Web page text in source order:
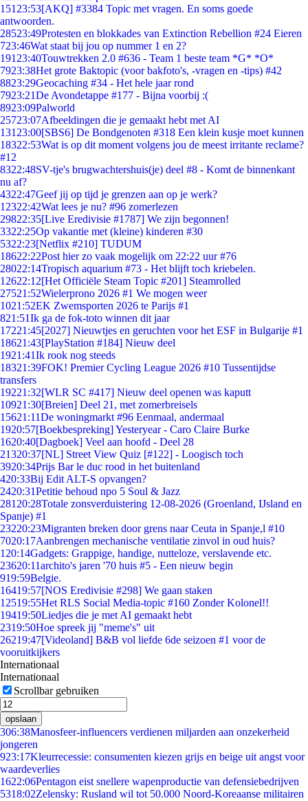
151 23:53[AKQ] #3384 Topic met vragen. En soms goede
antwoorden.
28523:49Protesten en blokkades van Extinction Rebellion #24 Eieren
723:46Wat staat bij jou op nummer 1 en 2?
191 23:40Touwtrekken 2.0 #636 - Team 1 beste team *G* *O*
7923:38Het grote Baktopic (voor bakfoto's, -vragen en -tips) #42
8823:29Geocaching #34 - Het hele jaar rond
7923:21De Avondetappe #177 - Bijna voorbij :(
8923:09Palworld
25723:07Afbeeldingen die je gemaakt hebt met AI
131 23:00[SBS6] De Bondgenoten #318 Een klein kusje moet kunnen
18322:53Wat is op dit moment volgens jou de meest irritante reclame?
#12
8322:48SV-tje's brugwachtershuis(je) deel #8 - Komt de binnenkant
nu af?
4322:47Geef jij op tijd je grenzen aan op je werk?
12322:42Wat lees je nu? #96 zomerlezen
29822:35[Live Eredivisie #1787] We zijn begonnen!
3322:25Op vakantie met (kleine) kinderen #30
5322:23[Netflix #210] TUDUM
18622:22Post hier zo vaak mogelijk om 22:22 uur #76
28022:14Tropisch aquarium #73 - Het blijft toch kriebelen.
12622:12[Het Officiële Steam Topic #201] Steamrolled
27521:52Wielerprono 2026 #1 We mogen weer
1021:52EK Zwemsporten 2026 te Parijs #1
821:51Ik ga de fok-toto winnen dit jaar
17221:45[2027] Nieuwtjes en geruchten voor het ESF in Bulgarije #1
18621:43[PlayStation #184] Nieuw deel
1921:41Ik rook nog steeds
18321:39FOK! Premier Cycling League 2026 #10 Tussentijdse
transfers
19221:32[WLR SC #417] Nieuw deel openen was kaputt
10921:30[Breien] Deel 21, met zomerbreisels
15621:11De woningmarkt #96 Eenmaal, andermaal
1920:57[Boekbespreking] Yesteryear - Caro Claire Burke
1620:40[Dagboek] Veel aan hoofd - Deel 28
21320:37[NL] Street View Quiz [#122] - Loogisch toch
3920:34Prijs Bar le duc rood in het buitenland
420:33Bij Edit ALT-S opvangen?
2420:31Petitie behoud npo 5 Soul & Jazz
281 20:28Totale zonsverduistering 12-08-2026 (Groenland, IJsland en
Spanje) #1
23220:23Migranten breken door grens naar Ceuta in Spanje,l #10
7020:17Aanbrengen mechanische ventilatie zinvol in oud huis?
1 20:14Gadgets: Grappige, handige, nutteloze, verslavende etc.
23620:11archito's jaren '70 huis #5 - Een nieuw begin
919:59Belgie.
16419:57[NOS Eredivisie #298] We gaan staken
12519:55Het RLS Social Media-topic #160 Zonder Kolonel!!
19419:50Liedjes die je met AI gemaakt hebt
2319:50Hoe spreek jij "meme's" uit
26219:47[Videoland] B&B vol liefde 6de seizoen #1 voor de
vooruitkijkers
Internationaal
Internationaal
Scrollbar gebruiken
opslaan
306:38Manosfeer-influencers verdienen miljarden aan onzekerheid
jongeren
923:17Kleurrecessie: consumenten kiezen grijs en beige uit angst voor
waardeverlies
1622:06Pentagon eist snellere wapenproductie van defensiebedrijven
5318:02Zelensky: Rusland wil tot 50.000 Noord-Koreaanse militairen